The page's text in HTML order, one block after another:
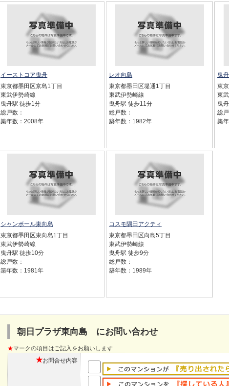
イーストコア曳舟
東京都墨田区京島1丁目
東武伊勢崎線
曳舟駅 徒歩1分
総戸数：
築年数：2008年
レオ向島
東京都墨田区堤通1丁目
東武伊勢崎線
曳舟駅 徒歩11分
総戸数：
築年数：1982年
曳
東
東
曳
総戸
築
シャンボール東向島
東京都墨田区東向島1丁目
東武伊勢崎線
曳舟駅 徒歩10分
総戸数：
築年数：1981年
コスモ隅田アクティ
東京都墨田区向島5丁目
東武伊勢崎線
曳舟駅 徒歩9分
総戸数：
築年数：1989年
朝日プラザ東向島 にお問い合わせ
★マークの項目はご記入をお願いします
★お問合せ内容